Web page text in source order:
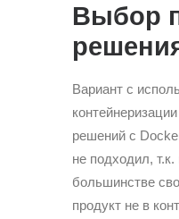
Выбор
Вариант с
решений с
не подходил,
большинстве
продукт не в